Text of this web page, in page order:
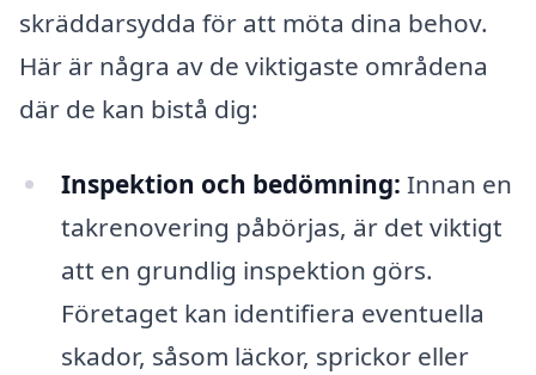
skräddarsydda för att möta dina behov.
Här är några av de viktigaste områdena
där de kan bistå dig:
Inspektion och bedömning: Innan en
takrenovering påbörjas, är det viktigt
att en grundlig inspektion görs.
Företaget kan identifiera eventuella
skador, såsom läckor, sprickor eller